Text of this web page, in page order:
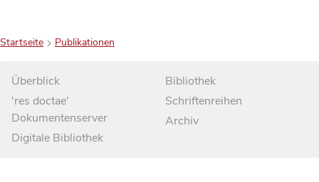
Startseite Publikationen
Überblick
'res doctae'
Dokumentenserver
Digitale Bibliothek
Bibliothek
Schriftenreihen
Archiv